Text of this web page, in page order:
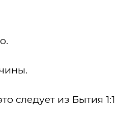
следует из Бытия 1:1